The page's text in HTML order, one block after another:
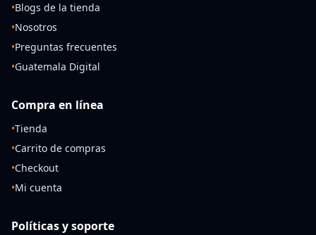
•Blogs de la tienda
•Nosotros
•Preguntas frecuentes
•Guatemala Digital
Compra en línea
•Tienda
•Carrito de compras
•Checkout
•Mi cuenta
Políticas y soporte